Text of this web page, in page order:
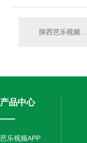
陕西芭乐视频APP下载汅网站进入有哪些种类你都知道么？
产品中心
芭乐视频APP